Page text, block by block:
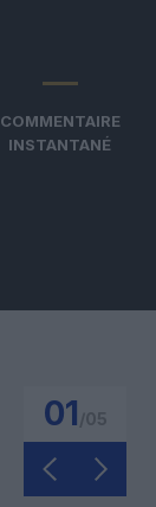
COMMENTAIRE
INSTANTANÉ
01